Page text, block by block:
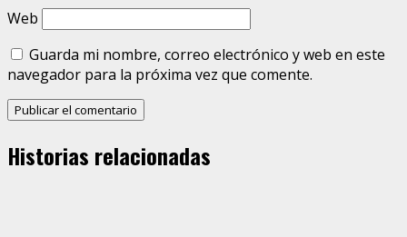
Web
Guarda mi nombre, correo electrónico y web en este
navegador para la próxima vez que comente.
Historias relacionadas